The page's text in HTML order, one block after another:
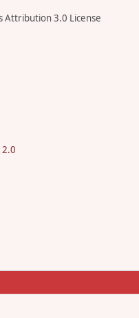
Attribution 3.0 License
2.0